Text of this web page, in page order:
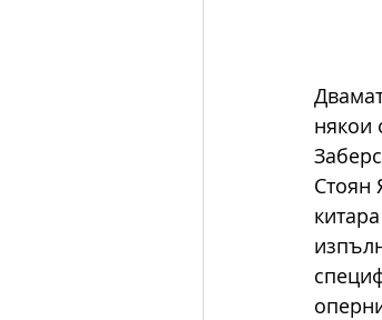
някои
Стоян